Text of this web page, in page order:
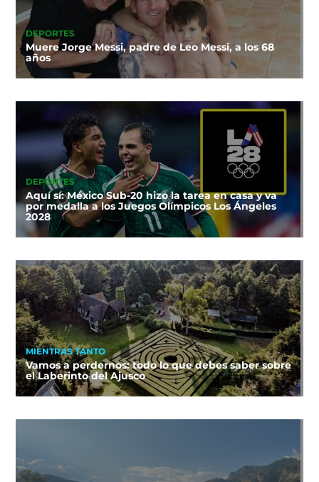
DEPORTES
Muere Jorge Messi, padre de Leo Messi, a los 68
años
DEPORTES
Aquí sí: México Sub-20 hizo la tarea en casa y va
por medalla a los Juegos Olímpicos Los Ángeles
2028
MIENTRAS TANTO
Vamos a perdernos: todo lo que debes saber sobre
el Laberinto del Ajusco